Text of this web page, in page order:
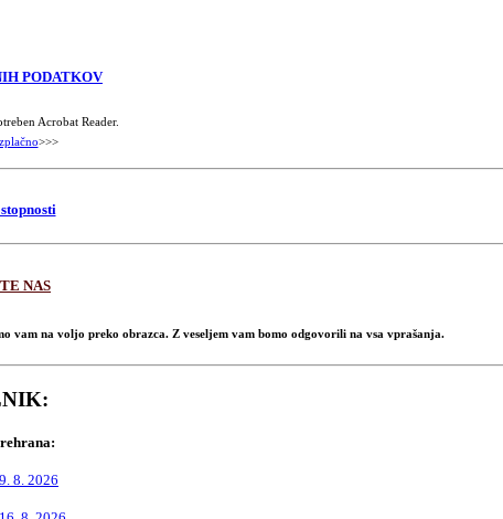
PODATKOV
Acrobat Reader.
>>>
NAS
vam na voljo preko obrazca. Z veseljem vam bomo odgovorili na vsa vprašanja.
8. 2026